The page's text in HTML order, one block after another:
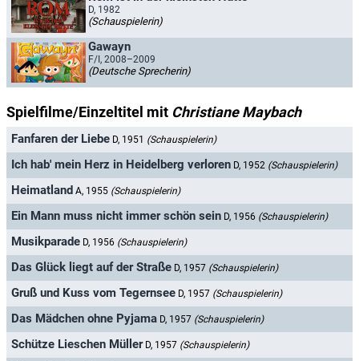
D, 1982
(Schauspielerin)
Gawayn
F/I, 2008–2009
(Deutsche Sprecherin)
Spielfilme/Einzeltitel mit Christiane Maybach
Fanfaren der Liebe D, 1951 (Schauspielerin)
Ich hab' mein Herz in Heidelberg verloren D, 1952 (Schauspielerin)
Heimatland A, 1955 (Schauspielerin)
Ein Mann muss nicht immer schön sein D, 1956 (Schauspielerin)
Musikparade D, 1956 (Schauspielerin)
Das Glück liegt auf der Straße D, 1957 (Schauspielerin)
Gruß und Kuss vom Tegernsee D, 1957 (Schauspielerin)
Das Mädchen ohne Pyjama D, 1957 (Schauspielerin)
Schütze Lieschen Müller D, 1957 (Schauspielerin)